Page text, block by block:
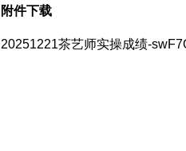
附件下载
20251221茶艺师实操成绩-